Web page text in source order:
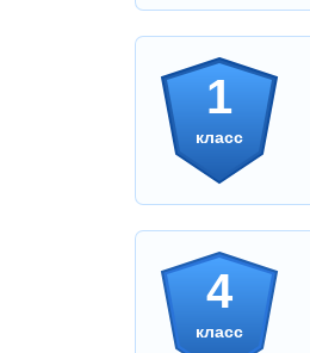
1
класс
4
класс